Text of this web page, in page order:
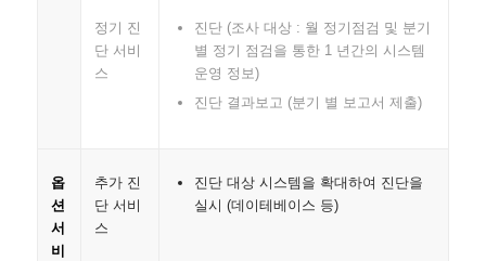
정기 진
단 서비
스
진단 (조사 대상 : 월 정기점검 및 분기
별 정기 점검을 통한 1 년간의 시스템
운영 정보)
진단 결과보고 (분기 별 보고서 제출)
옵
션
서
비
추가 진
단 서비
스
진단 대상 시스템을 확대하여 진단을
실시 (데이테베이스 등)